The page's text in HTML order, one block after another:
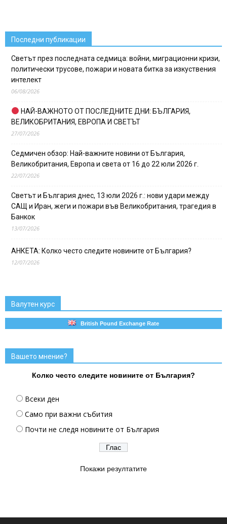
Последни публикации
Светът през последната седмица: войни, миграционни кризи,
политически трусове, пожари и новата битка за изкуствения
интелект
06/08/2026
НАЙ-ВАЖНОТО ОТ ПОСЛЕДНИТЕ ДНИ: БЪЛГАРИЯ,
ВЕЛИКОБРИТАНИЯ, ЕВРОПА И СВЕТЪТ
27/07/2026
Седмичен обзор: Най-важните новини от България,
Великобритания, Европа и света от 16 до 22 юли 2026 г.
22/07/2026
Светът и България днес, 13 юли 2026 г.: нови удари между
САЩ и Иран, жеги и пожари във Великобритания, трагедия в
Банкок
13/07/2026
АНКЕТА: Колко често следите новините от България?
12/07/2026
Валутен курс
British Pound Exchange Rate
Вашето мнение?
Колко често следите новините от България?
Всеки ден
Само при важни събития
Почти не следя новините от България
Покажи резултатите